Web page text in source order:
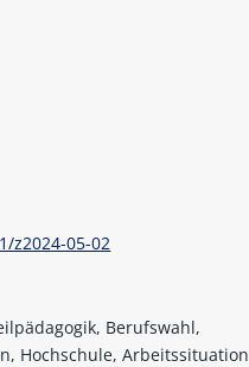
z2024-05-02
Berufswahl,
Hochschule, Arbeitssituation